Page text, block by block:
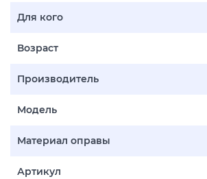
Для кого
Возраст
Производитель
Модель
Материал оправы
Артикул